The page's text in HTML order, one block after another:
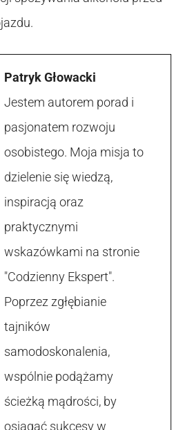
Patryk Głowacki
Jestem autorem porad i
pasjonatem rozwoju
osobistego. Moja misja to
dzielenie się wiedzą,
inspiracją oraz
praktycznymi
wskazówkami na stronie
"Codzienny Ekspert".
Poprzez zgłębianie
tajników
samodoskonalenia,
wspólnie podążamy
ścieżką mądrości, by
osiągać sukcesy w